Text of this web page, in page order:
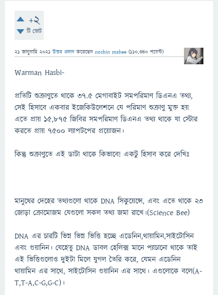
+2
টি ভোট
21 জানুয়ারি 2021 উত্তর প্রদান করেছেন noshin mahee (110,340 পয়েন্ট)
Warman Hasbi-
প্রতিটি শুক্রাণুতে থাকে ৩৭.৫ মেগাবাইট সমপরিমাণ ডিএনএ তথ্য,
সেই হিসাবে একবার ইজেকিউলেশনে যে পরিমাণ শুক্রাণু মুক্ত হয়
এতে প্রায় ১৫,৮৭৫ জিবির সমপরিমাণ ডিএনএ তথ্য থাকে যা স্টোর
করতে প্রায় ৭৫০০ ল্যাপটপের প্রয়োজন।
কিন্তু শুক্রাণুতে এই ডাটা থাকে কিভাবে! একটু হিসাব করে দেখিঃ
মানুষের দেহের তথ্যগুলো থাকে DNA সিকুয়েন্সে, এবং এতে থাকে ২৩
জোড়া ক্রোমোজম যেগুলো সকল তথ্য জমা রাখে।(Science Bee)
DNA এর চারটি ভিন্ন ভিন্ন ভিত্তি হচ্ছে এডেনিন,থায়ামিন,সাইটোসিন
এবং গুয়ানিন। যেহেতু DNA ডাবল হেলিক্স মানে প্যাচানো থাকে তাই
এই ভিত্তিগুলোও দুইটা মিলে যুগল তৈরি করে, যেমন এডেনিন
থায়ামিন এর সাথে, সাইটোসিন গুয়ানিন এর সাথে। এগুলোকে বলে(A-
T,T-A,C-G,G-C)।